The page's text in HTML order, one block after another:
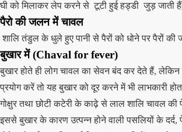
घी को मिलाकर लेप करने से टूटी हुई हड्डी जुड़ जाती हैं|
पैरो की जलन मेंचावल
शालि तंडुल के धुले हुए पानी से पैरों को धोने पर पैरों की
बुखार में(Chaval for fever)
बुखार होते ही लोग चावल का सेवन बंद कर देते हैं, लेकिन
प्रयोग करें तो यह बुखार को दूर करने में भी लाभकारी
गोक्षुर तथा छोटी कटेरी के काढ़े से लाल शालि चावल
इससे बुखार के कारण उत्पन्न होने वाली पसलियों के